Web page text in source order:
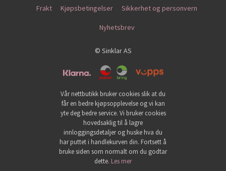
Frakt Kjøpsbetingelser Sikkerhet og personvern
Nyhetsbrev
© Sinklar AS
Vår nettbutikk bruker cookies slik at du
får en bedre kjøpsopplevelse og vi kan
yte deg bedre service. Vi bruker cookies
hovedsaklig til å lagre
innloggingsdetaljer og huske hva du
har puttet i handlekurven din. Fortsett å
bruke siden som normalt om du godtar
dette. Les mer